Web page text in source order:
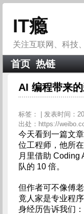
IT瘾
关注互联网、科技
首页 热链
AI 编程带来
标签：
| 发表时间：
出处：https://
今天看到一篇文
位工程师，他所
月里借助 Coding
队的 10 倍。
但作者可不像傅
竟人家是专业程
身经历告诉我们